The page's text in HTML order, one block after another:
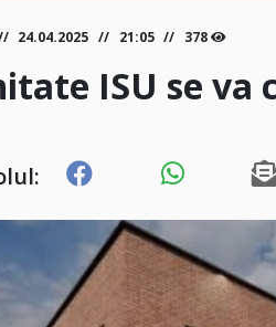
24.04.2025 21:05 378
ISU se va